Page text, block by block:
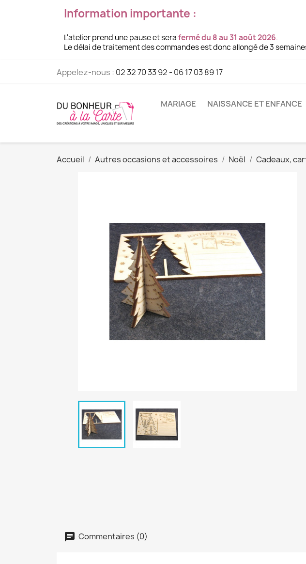
Information importante :
L'atelier prend une pause et serafermé du 8 au 31 août 2026.
Le délai de traitement des commandes est donc allongé de 3
Appelez-nous : 02 32 70 33 92 - 06 17 03 89 17
MARIAGE NAISSANCE ET ENFANCE
Accueil Autres occasions et accessoires Noël Cadeaux,
Commentaires (0)